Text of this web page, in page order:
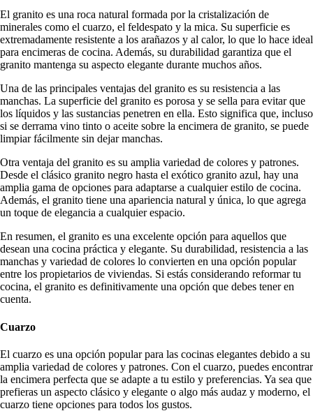
El granito es una roca natural formada por la cristalización de
minerales como el cuarzo, el feldespato y la mica. Su superficie es
extremadamente resistente a los arañazos y al calor, lo que lo hace ideal
para encimeras de cocina. Además, su durabilidad garantiza que el
granito mantenga su aspecto elegante durante muchos años.
Una de las principales ventajas del granito es su resistencia a las
manchas. La superficie del granito es porosa y se sella para evitar que
los líquidos y las sustancias penetren en ella. Esto significa que, incluso
si se derrama vino tinto o aceite sobre la encimera de granito, se puede
limpiar fácilmente sin dejar manchas.
Otra ventaja del granito es su amplia variedad de colores y patrones.
Desde el clásico granito negro hasta el exótico granito azul, hay una
amplia gama de opciones para adaptarse a cualquier estilo de cocina.
Además, el granito tiene una apariencia natural y única, lo que agrega
un toque de elegancia a cualquier espacio.
En resumen, el granito es una excelente opción para aquellos que
desean una cocina práctica y elegante. Su durabilidad, resistencia a las
manchas y variedad de colores lo convierten en una opción popular
entre los propietarios de viviendas. Si estás considerando reformar tu
cocina, el granito es definitivamente una opción que debes tener en
cuenta.
Cuarzo
El cuarzo es una opción popular para las cocinas elegantes debido a su
amplia variedad de colores y patrones. Con el cuarzo, puedes encontrar
la encimera perfecta que se adapte a tu estilo y preferencias. Ya sea que
prefieras un aspecto clásico y elegante o algo más audaz y moderno, el
cuarzo tiene opciones para todos los gustos.